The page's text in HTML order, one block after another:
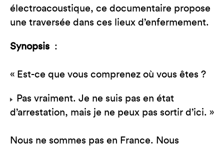
électroacoustique, ce documentaire propose
une traversée dans ces lieux d’enfermement.
Synopsis :
« Est-ce que vous comprenez où vous êtes ?
Pas vraiment. Je ne suis pas en état
d’arrestation, mais je ne peux pas sortir d’ici. »
Nous ne sommes pas en France. Nous